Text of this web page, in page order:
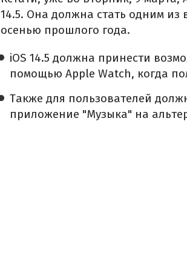
14.5. Она должна стать одним
осенью прошлого года.
iOS 14.5 должна принести
помощью Apple Watch, когда
Также для пользователей
приложение "Музыка" на